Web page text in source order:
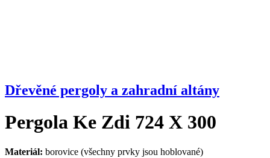
Dřevěné pergoly a zahradní altány
Pergola Ke Zdi 724 X 300
Materiál: borovice (všechny prvky jsou hoblované)